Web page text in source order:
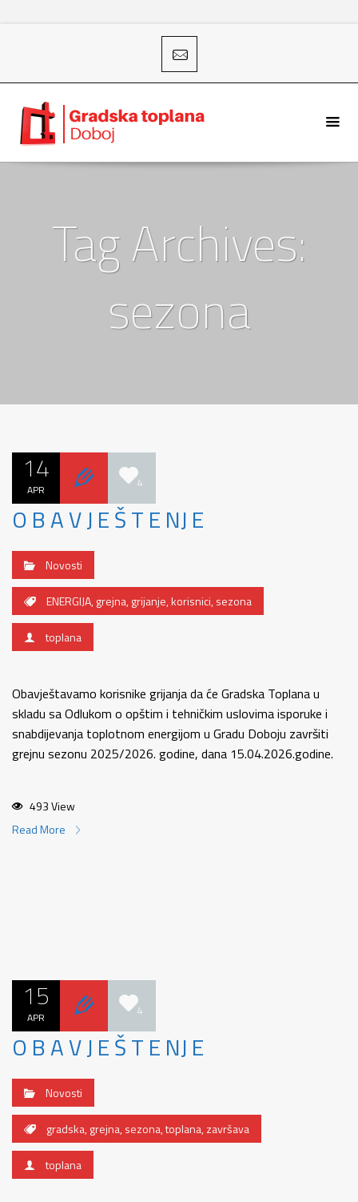
Tag Archives:
sezona
14
APR 4
O B A V J E Š T E NJ E
Novosti
ENERGIJA,grejna,grijanje,korisnici,sezona
toplana
Obavještavamo korisnike grijanja da će Gradska Toplana u
skladu sa Odlukom o opštim i tehničkim uslovima isporuke i
snabdijevanja toplotnom energijom u Gradu Doboju završiti
grejnu sezonu 2025/2026. godine, dana 15.04.2026.godine.
493 View
Read More
15
APR 4
O B A V J E Š T E NJ E
Novosti
gradska,grejna,sezona,toplana,završava
toplana